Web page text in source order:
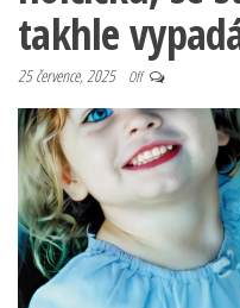
takhle
25 července, 2025 Off